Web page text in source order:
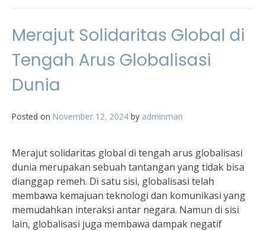
Merajut Solidaritas Global di
Tengah Arus Globalisasi
Dunia
Posted on November 12, 2024 by adminman
Merajut solidaritas global di tengah arus globalisasi
dunia merupakan sebuah tantangan yang tidak bisa
dianggap remeh. Di satu sisi, globalisasi telah
membawa kemajuan teknologi dan komunikasi yang
memudahkan interaksi antar negara. Namun di sisi
lain, globalisasi juga membawa dampak negatif